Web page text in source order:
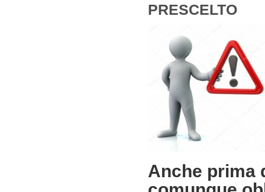
PRESCELTO
Anche prima